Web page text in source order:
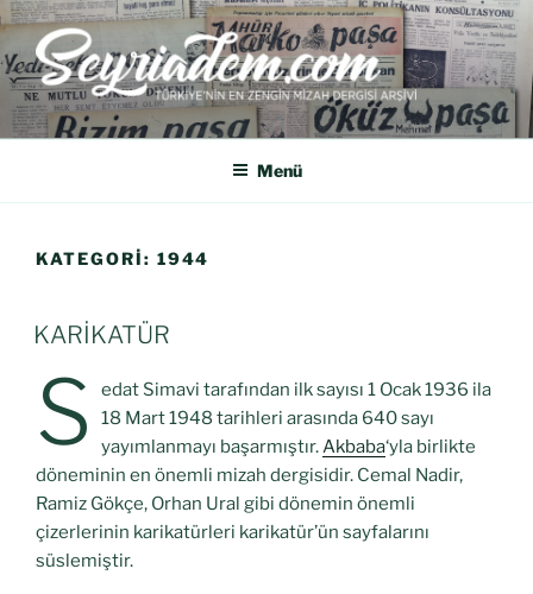
SEYRIADEM
Türkiye'nin En Zengin Mizah Dergisi Arşividir.
Menü
KATEGORI: 1944
KARİKATÜR
S
edat Simavi tarafından ilk sayısı 1 Ocak 1936 ila
18 Mart 1948 tarihleri arasında 640 sayı
yayımlanmayı başarmıştır.Akbaba‘yla birlikte
döneminin en önemli mizah dergisidir. Cemal Nadir,
Ramiz Gökçe, Orhan Ural gibi dönemin önemli
çizerlerinin karikatürleri karikatür’ün sayfalarını
süslemiştir.